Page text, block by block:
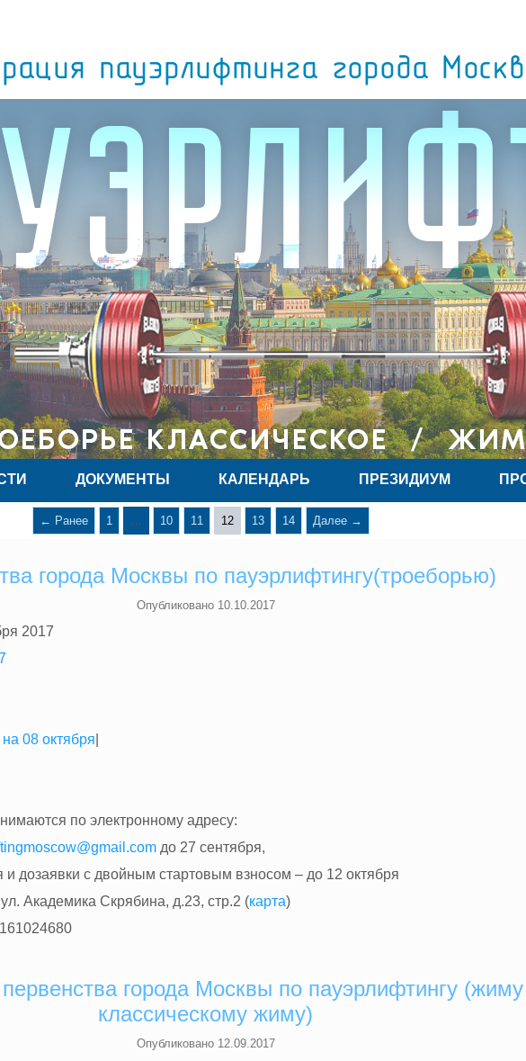
ДОКУМЕНТЫ КАЛЕНДАРЬ ПРЕЗИДИУМ
← Ранее 1 … 10 11 12 13 14 Далее →
города Москвы по пауэрлифтингу(троеборью)
Опубликовано 10.10.2017
2017
08 октября
по электронному адресу:
до 27 сентября,
дозаявки с двойным стартовым взносом – до 12 октября
Академика Скрябина, д.23, стр.2 (карта)
города Москвы по пауэрлифтингу
классическому жиму)
Опубликовано 12.09.2017